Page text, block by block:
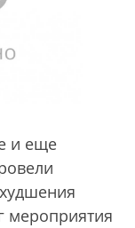
и еще
мероприятия